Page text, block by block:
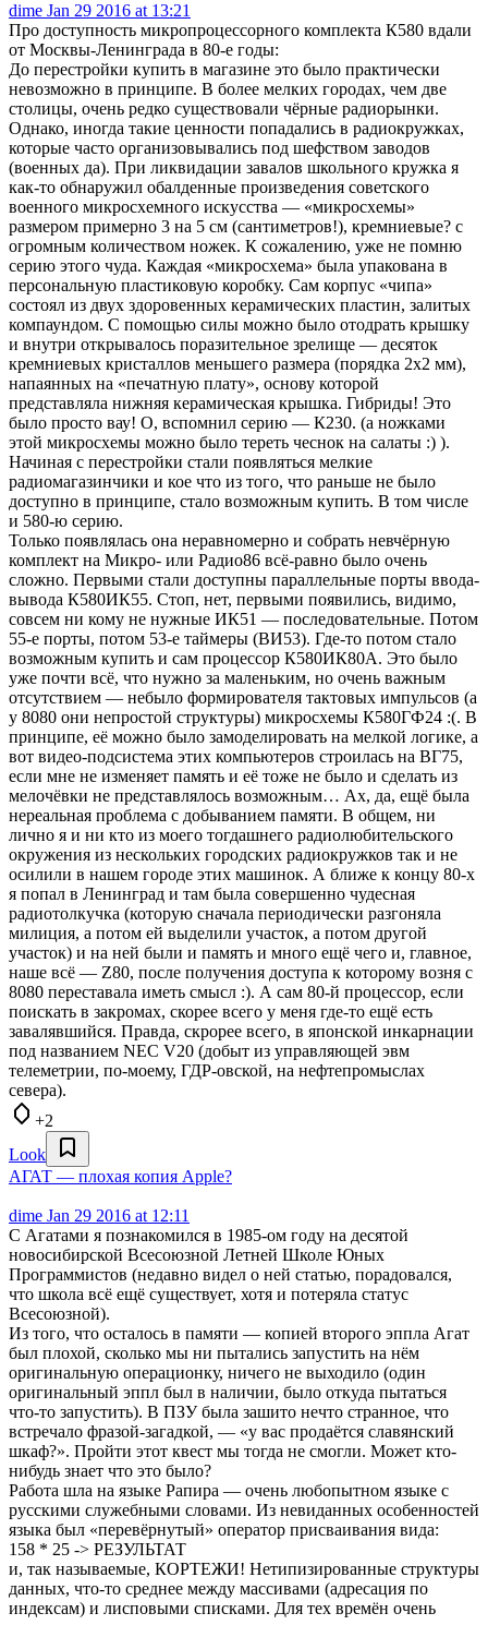
dime Jan 29 2016 at 13:21
Про доступность микропроцессорного комплекта К580 вдали
от Москвы-Ленинграда в 80-е годы:
До перестройки купить в магазине это было практически
невозможно в принципе. В более мелких городах, чем две
столицы, очень редко существовали чёрные радиорынки.
Однако, иногда такие ценности попадались в радиокружках,
которые часто организовывались под шефством заводов
(военных да). При ликвидации завалов школьного кружка я
как-то обнаружил обалденные произведения советского
военного микросхемного искусства — «микросхемы»
размером примерно 3 на 5 см (сантиметров!), кремниевые? с
огромным количеством ножек. К сожалению, уже не помню
серию этого чуда. Каждая «микросхема» была упакована в
персональную пластиковую коробку. Сам корпус «чипа»
состоял из двух здоровенных керамических пластин, залитых
компаундом. С помощью силы можно было отодрать крышку
и внутри открывалось поразительное зрелище — десяток
кремниевых кристаллов меньшего размера (порядка 2х2 мм),
напаянных на «печатную плату», основу которой
представляла нижняя керамическая крышка. Гибриды! Это
было просто вау! О, вспомнил серию — К230. (а ножками
этой микросхемы можно было тереть чеснок на салаты :) ).
Начиная с перестройки стали появляться мелкие
радиомагазинчики и кое что из того, что раньше не было
доступно в принципе, стало возможным купить. В том числе
и 580-ю серию.
Только появлялась она неравномерно и собрать невчёрную
комплект на Микро- или Радио86 всё-равно было очень
сложно. Первыми стали доступны параллельные порты ввода-
вывода К580ИК55. Стоп, нет, первыми появились, видимо,
совсем ни кому не нужные ИК51 — последовательные. Потом
55-е порты, потом 53-е таймеры (ВИ53). Где-то потом стало
возможным купить и сам процессор К580ИК80А. Это было
уже почти всё, что нужно за маленьким, но очень важным
отсутствием — небыло формирователя тактовых импульсов (а
у 8080 они непростой структуры) микросхемы К580ГФ24 :(. В
принципе, её можно было замоделировать на мелкой логике, а
вот видео-подсистема этих компьютеров строилась на ВГ75,
если мне не изменяет память и её тоже не было и сделать из
мелочёвки не представлялось возможным… Ах, да, ещё была
нереальная проблема с добыванием памяти. В общем, ни
лично я и ни кто из моего тогдашнего радиолюбительского
окружения из нескольких городских радиокружков так и не
осилили в нашем городе этих машинок. А ближе к концу 80-х
я попал в Ленинград и там была совершенно чудесная
радиотолкучка (которую сначала периодически разгоняла
милиция, а потом ей выделили участок, а потом другой
участок) и на ней были и память и много ещё чего и, главное,
наше всё — Z80, после получения доступа к которому возня с
8080 переставала иметь смысл :). А сам 80-й процессор, если
поискать в закромах, скорее всего у меня где-то ещё есть
завалявшийся. Правда, скрорее всего, в японской инкарнации
под названием NEC V20 (добыт из управляющей эвм
телеметрии, по-моему, ГДР-овской, на нефтепромыслах
севера).
+2
Look
АГАТ — плохая копия Apple?
dime Jan 29 2016 at 12:11
С Агатами я познакомился в 1985-ом году на десятой
новосибирской Всесоюзной Летней Школе Юных
Программистов (недавно видел о ней статью, порадовался,
что школа всё ещё существует, хотя и потеряла статус
Всесоюзной).
Из того, что осталось в памяти — копией второго эппла Агат
был плохой, сколько мы ни пытались запустить на нём
оригинальную операционку, ничего не выходило (один
оригинальный эппл был в наличии, было откуда пытаться
что-то запустить). В ПЗУ была зашито нечто странное, что
встречало фразой-загадкой, — «у вас продаётся славянский
шкаф?». Пройти этот квест мы тогда не смогли. Может кто-
нибудь знает что это было?
Работа шла на языке Рапира — очень любопытном языке с
русскими служебными словами. Из невиданных особенностей
языка был «перевёрнутый» оператор присваивания вида:
158 * 25 -> РЕЗУЛЬТАТ
и, так называемые, КОРТЕЖИ! Нетипизированные структуры
данных, что-то среднее между массивами (адресация по
индексам) и лисповыми списками. Для тех времён очень